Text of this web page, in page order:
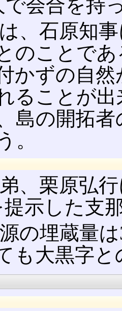
で会合を持
、石原知
のことで
かずの自
ることが
島の開拓
。
、栗原弘
提示した支
の埋蔵量
も大黒字